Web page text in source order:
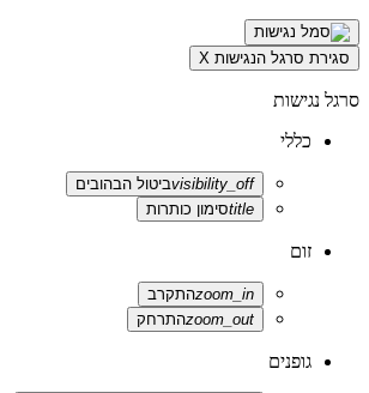
סגירת סרגל הנגישות X
סרגל נגישות
כללי
visibility_offביטול הבהובים
titleסימון כותרות
זום
zoom_inהתקרב
zoom_outהתרחק
גופנים